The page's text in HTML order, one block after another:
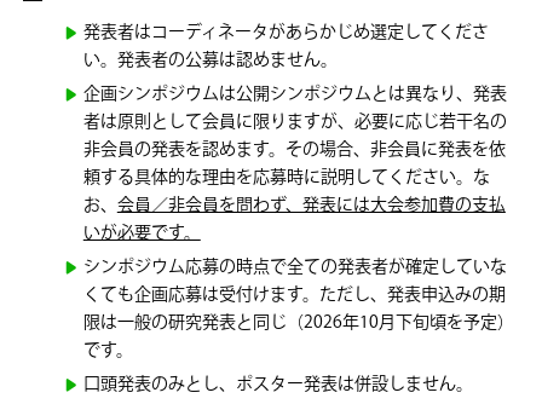
発表者はコーディネータがあらかじめ選定してくださ
い。発表者の公募は認めません。
企画シンポジウムは公開シンポジウムとは異なり、発表
者は原則として会員に限りますが、必要に応じ若干名の
非会員の発表を認めます。その場合、非会員に発表を依
頼する具体的な理由を応募時に説明してください。な
お、 会員／非会員を問わず、発表には大会参加費の支払
いが必要です。
シンポジウム応募の時点で全ての発表者が確定していな
くても企画応募は受付けます。ただし、発表申込みの期
限は一般の研究発表と同じ（2026年10月下旬頃を予定）
です。
口頭発表のみとし、ポスター発表は併設しません。